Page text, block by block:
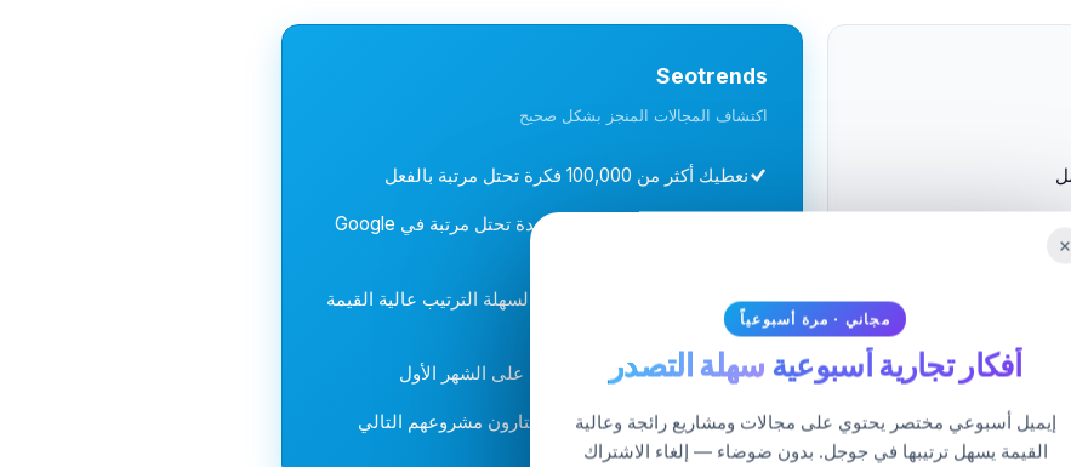
بنقاط 0-100 ويمكن أن تنفق آلاف
دون التأكد من أن تلك
الجديدة
Seotrends
اكتشاف المجالات المنجز بشكل صحيح
نعطيك أكثر من 100,000 فكرة تحتل مرتبة بالفعل
نتحقق من أن المشاريع الجديدة تحتل مرتبة في Google
اكتشاف النطاقات الرائجة أو السهلة الترتيب عالية القيمة
هو الأساس
من $49/شهر، مع خصم 50% على الشهر الأول
مصمم لرواد الأعمال الذين يختارون مشروعهم التالي
×
مجاني · مرة أسبوعياً
أفكار تجارية أسبوعية سهلة التصدر
إيميل أسبوعي مختصر يحتوي على مجالات ومشاريع رائجة وعالية
القيمة يسهل ترتيبها في جوجل. بدون ضوضاء — إلغاء الاشتراك